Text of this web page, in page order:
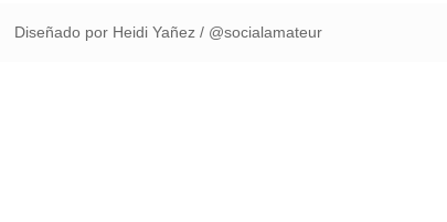
Diseñado por Heidi Yañez / @socialamateur